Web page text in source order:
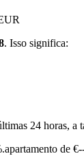
. Isso significa:
24 horas,
de